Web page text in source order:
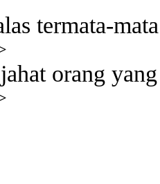
termata-mata
orang